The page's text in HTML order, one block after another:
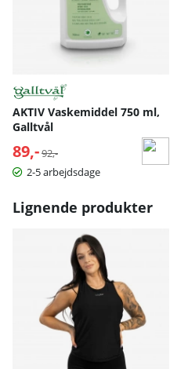
AKTIV Vaskemiddel 750 ml,
Galltvål
89,- Normalpris:
92,-
2-5 arbejdsdage
Lignende produkter